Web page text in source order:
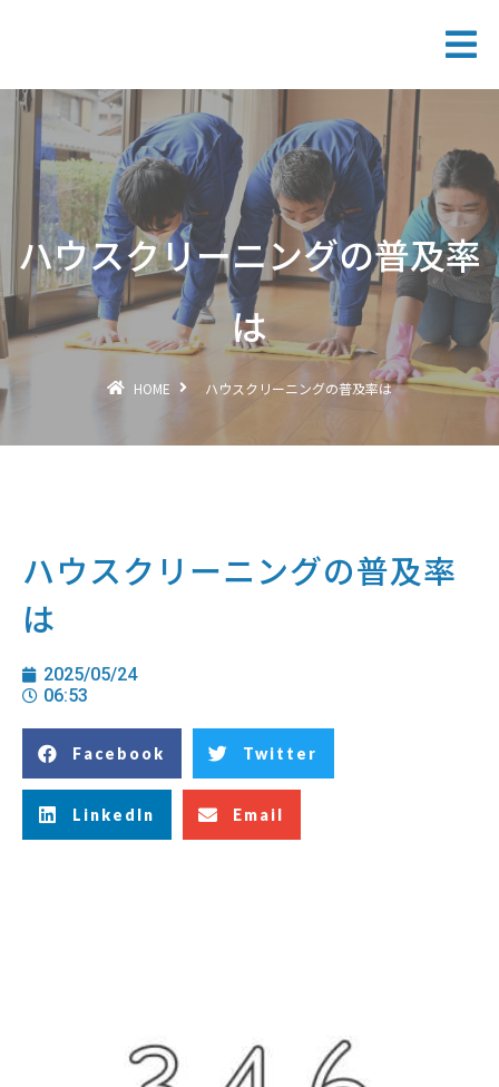
ハウスクリーニングの普及率
は
HOME ハウスクリーニングの普及率は
ハウスクリーニングの普及率
は
2025/05/24
06:53
Facebook Twitter
LinkedIn Email